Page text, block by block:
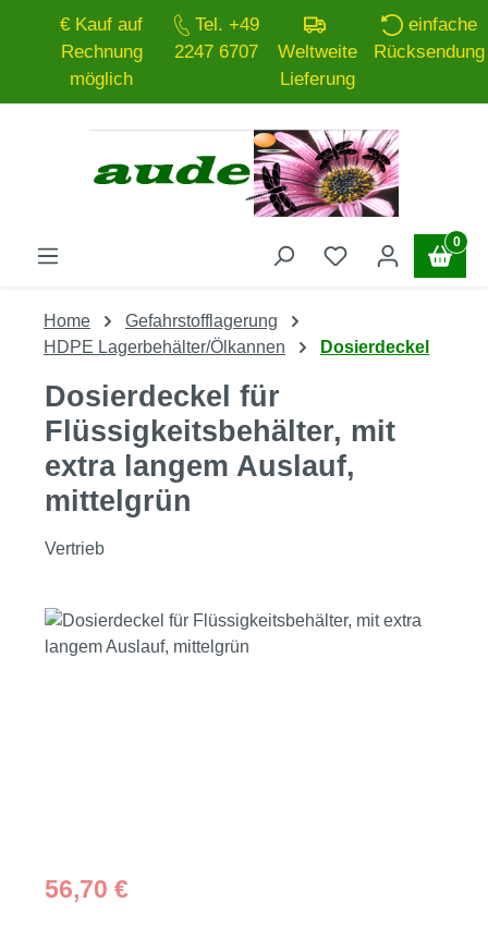
Zum Hauptinhalt springen
€ Kauf auf
Rechnung
möglich
Tel. +49
2247 6707
Weltweite
Lieferung
einfache
Rücksendung
0
Home
Gefahrstofflagerung
HDPE Lagerbehälter/Ölkannen
Dosierdeckel
Dosierdeckel für
Flüssigkeitsbehälter, mit
extra langem Auslauf,
mittelgrün
Vertrieb
Bildergalerie überspringen
Regulärer Preis:
56,70 €